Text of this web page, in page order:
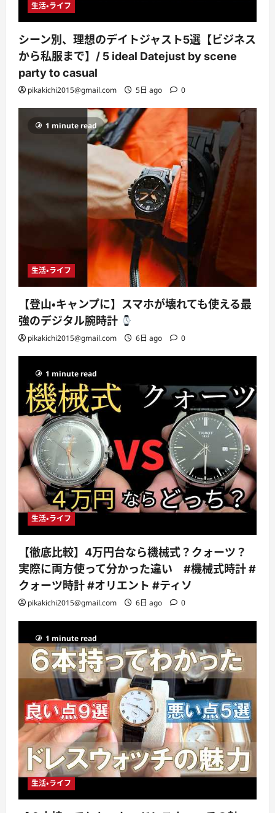
生活・ライフ
シーン別、理想のデイトジャスト5選【ビジネス
から私服まで】/ 5 ideal Datejust by scene
party to casual
pikakichi2015@gmail.com 5日 ago 0
1 minute read
生活・ライフ
【登山・キャンプに】スマホが壊れても使える最
強のデジタル腕時計
pikakichi2015@gmail.com 6日 ago 0
1 minute read
生活・ライフ
【徹底比較】4万円台なら機械式？クォーツ？
実際に両方使って分かった違い #機械式時計 #
クォーツ時計 #オリエント #ティソ
pikakichi2015@gmail.com 6日 ago 0
1 minute read
生活・ライフ